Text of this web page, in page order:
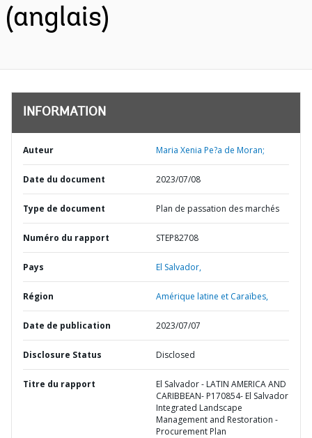
(anglais)
INFORMATION
Auteur Maria Xenia Pe?a de Moran;
Date du document 2023/07/08
Type de document Plan de passation des marchés
Numéro du rapport STEP82708
Pays El Salvador,
Région Amérique latine et Caraïbes,
Date de publication 2023/07/07
Disclosure Status Disclosed
Titre du rapport
El Salvador - LATIN AMERICA AND
CARIBBEAN- P170854- El Salvador
Integrated Landscape
Management and Restoration -
Procurement Plan